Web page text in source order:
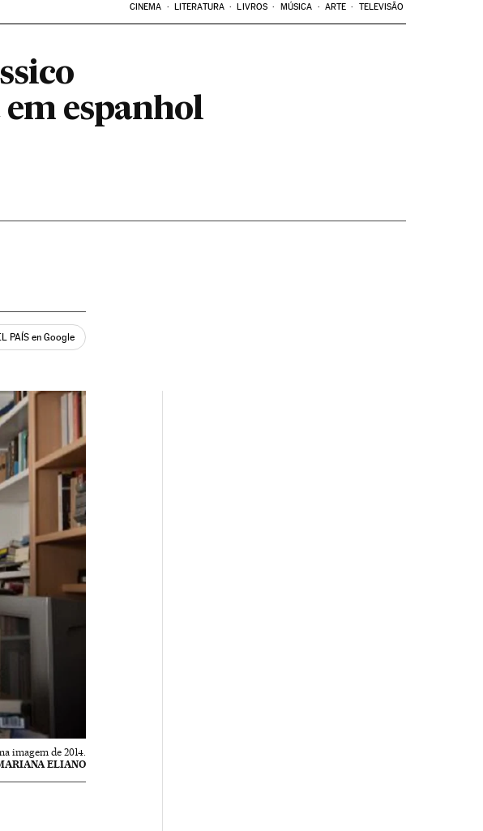
CINEMA LITERATURA LIVROS MÚSICA ARTE TELEVISÃO
espanhol
PAÍS en Google
imagem de 2014.
ELIANO